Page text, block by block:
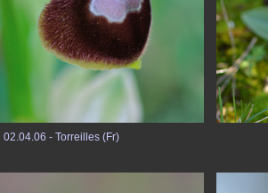
02.04.06 - Torreilles (Fr)